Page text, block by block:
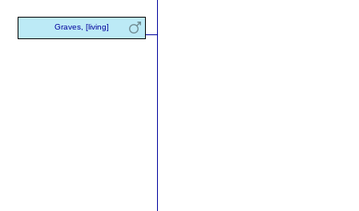
Graves, [living]